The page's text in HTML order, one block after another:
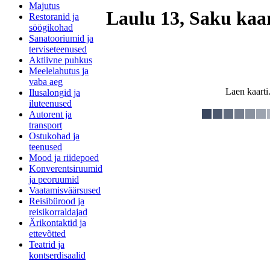
Majutus
Restoranid ja
söögikohad
Sanatooriumid ja
terviseteenused
Aktiivne puhkus
Meelelahutus ja
vaba aeg
Ilusalongid ja
iluteenused
Autorent ja
transport
Ostukohad ja
teenused
Mood ja riidepoed
Konverentsiruumid
ja peoruumid
Vaatamisväärsused
Reisibürood ja
reisikorraldajad
Ärikontaktid ja
ettevõtted
Teatrid ja
kontserdisaalid
Laulu 13, Saku
Laen